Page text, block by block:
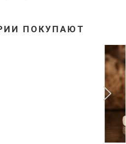
ПОКУПАЮТ